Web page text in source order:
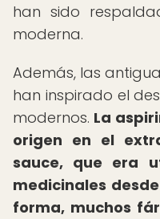
han sido
moderna.
Además, las
han inspirado el
modernos. La
origen en el
sauce, que era
medicinales
forma, muchos